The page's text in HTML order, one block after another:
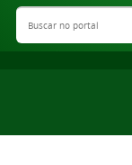
Buscar no portal